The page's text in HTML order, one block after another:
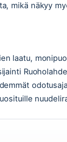
mikä näkyy
laatu,